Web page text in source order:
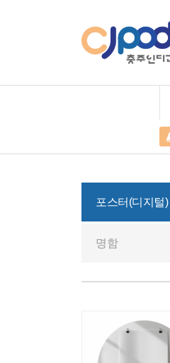
포스터(디지털)
명함